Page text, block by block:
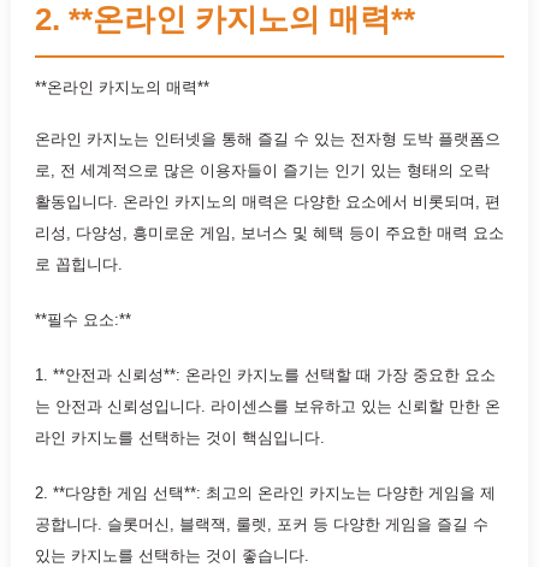
2. **온라인 카지노의 매력**
**온라인 카지노의 매력**
온라인 카지노는 인터넷을 통해 즐길 수 있는 전자형 도박 플랫폼으
로, 전 세계적으로 많은 이용자들이 즐기는 인기 있는 형태의 오락
활동입니다. 온라인 카지노의 매력은 다양한 요소에서 비롯되며, 편
리성, 다양성, 흥미로운 게임, 보너스 및 혜택 등이 주요한 매력 요소
로 꼽힙니다.
**필수 요소:**
1. **안전과 신뢰성**: 온라인 카지노를 선택할 때 가장 중요한 요소
는 안전과 신뢰성입니다. 라이센스를 보유하고 있는 신뢰할 만한 온
라인 카지노를 선택하는 것이 핵심입니다.
2. **다양한 게임 선택**: 최고의 온라인 카지노는 다양한 게임을 제
공합니다. 슬롯머신, 블랙잭, 룰렛, 포커 등 다양한 게임을 즐길 수
있는 카지노를 선택하는 것이 좋습니다.